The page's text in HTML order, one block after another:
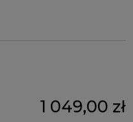
1 049,00 zł